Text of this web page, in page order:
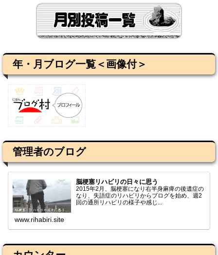
年・月ブログ一覧＜画像付＞
管理者のブログ
脳梗塞リハビリの日々に思う
2015年2月、脳梗塞になり右半身麻痺の後遺症の
なり、失語症のリハビリからブログを始め、週2
回の通所リハビリの様子や感じ...
www.rihabiri.site